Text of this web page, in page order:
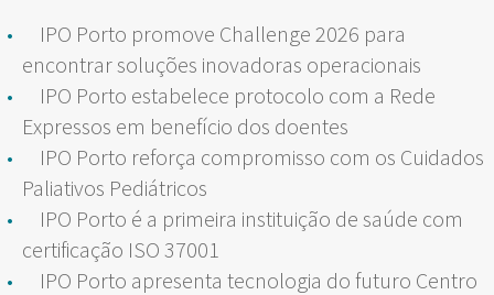
IPO Porto promove Challenge 2026 para
encontrar soluções inovadoras operacionais
IPO Porto estabelece protocolo com a Rede
Expressos em benefício dos doentes
IPO Porto reforça compromisso com os Cuidados
Paliativos Pediátricos
IPO Porto é a primeira instituição de saúde com
certificação ISO 37001
IPO Porto apresenta tecnologia do futuro Centro